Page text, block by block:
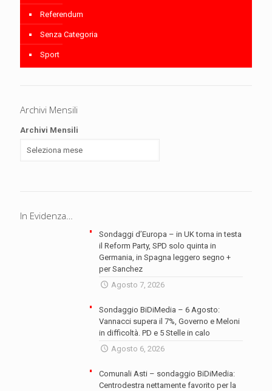
Referendum
Senza Categoria
Sport
Archivi Mensili
Archivi Mensili
In Evidenza…
Sondaggi d’Europa – in UK torna in testa
il Reform Party, SPD solo quinta in
Germania, in Spagna leggero segno +
per Sanchez
Agosto 7, 2026
Sondaggio BiDiMedia – 6 Agosto:
Vannacci supera il 7%, Governo e Meloni
in difficoltà. PD e 5 Stelle in calo
Agosto 6, 2026
Comunali Asti – sondaggio BiDiMedia:
Centrodestra nettamente favorito per la